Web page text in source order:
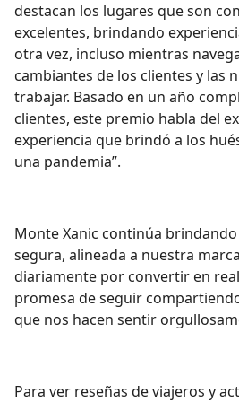
destacan los lugares que son
excelentes, brindando
otra vez, incluso mientras
cambiantes de los clientes y las
trabajar. Basado en un año
clientes, este premio habla del
experiencia que brindó a los
una pandemia”.
Monte Xanic continúa
segura, alineada a nuestra
diariamente por convertir en
promesa de seguir
que nos hacen sentir
Para ver reseñas de viajeros y